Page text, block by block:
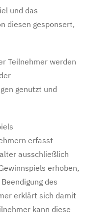
und das
diesen gesponsert,
Teilnehmer werden
genutzt und
erfasst
ausschließlich
erhoben,
des
erklärt sich damit
kann diese